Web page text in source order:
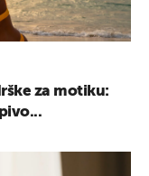
za motiku: